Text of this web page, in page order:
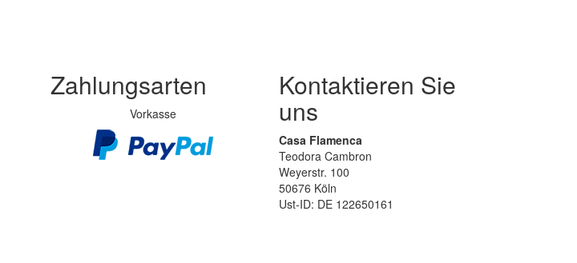
Zahlungsarten
Vorkasse
Kontaktieren Sie
uns
Casa Flamenca
Teodora Cambron
Weyerstr. 100
50676 Köln
Ust-ID: DE 122650161